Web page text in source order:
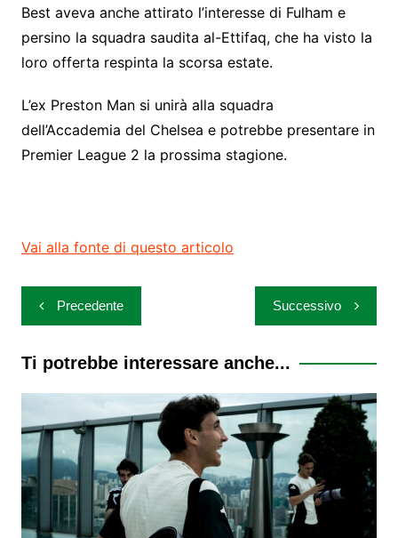
Best aveva anche attirato l’interesse di Fulham e
persino la squadra saudita al-Ettifaq, che ha visto la
loro offerta respinta la scorsa estate.
L’ex Preston Man si unirà alla squadra
dell’Accademia del Chelsea e potrebbe presentare in
Premier League 2 la prossima stagione.
Vai alla fonte di questo articolo
Navigazione
articoli
Precedente Successivo
Ti potrebbe interessare anche...